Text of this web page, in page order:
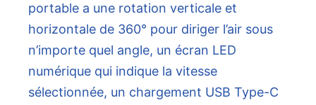
portable a une rotation verticale et
horizontale de 360° pour diriger l’air sous
n’importe quel angle, un écran LED
numérique qui indique la vitesse
sélectionnée, un chargement USB Type-C